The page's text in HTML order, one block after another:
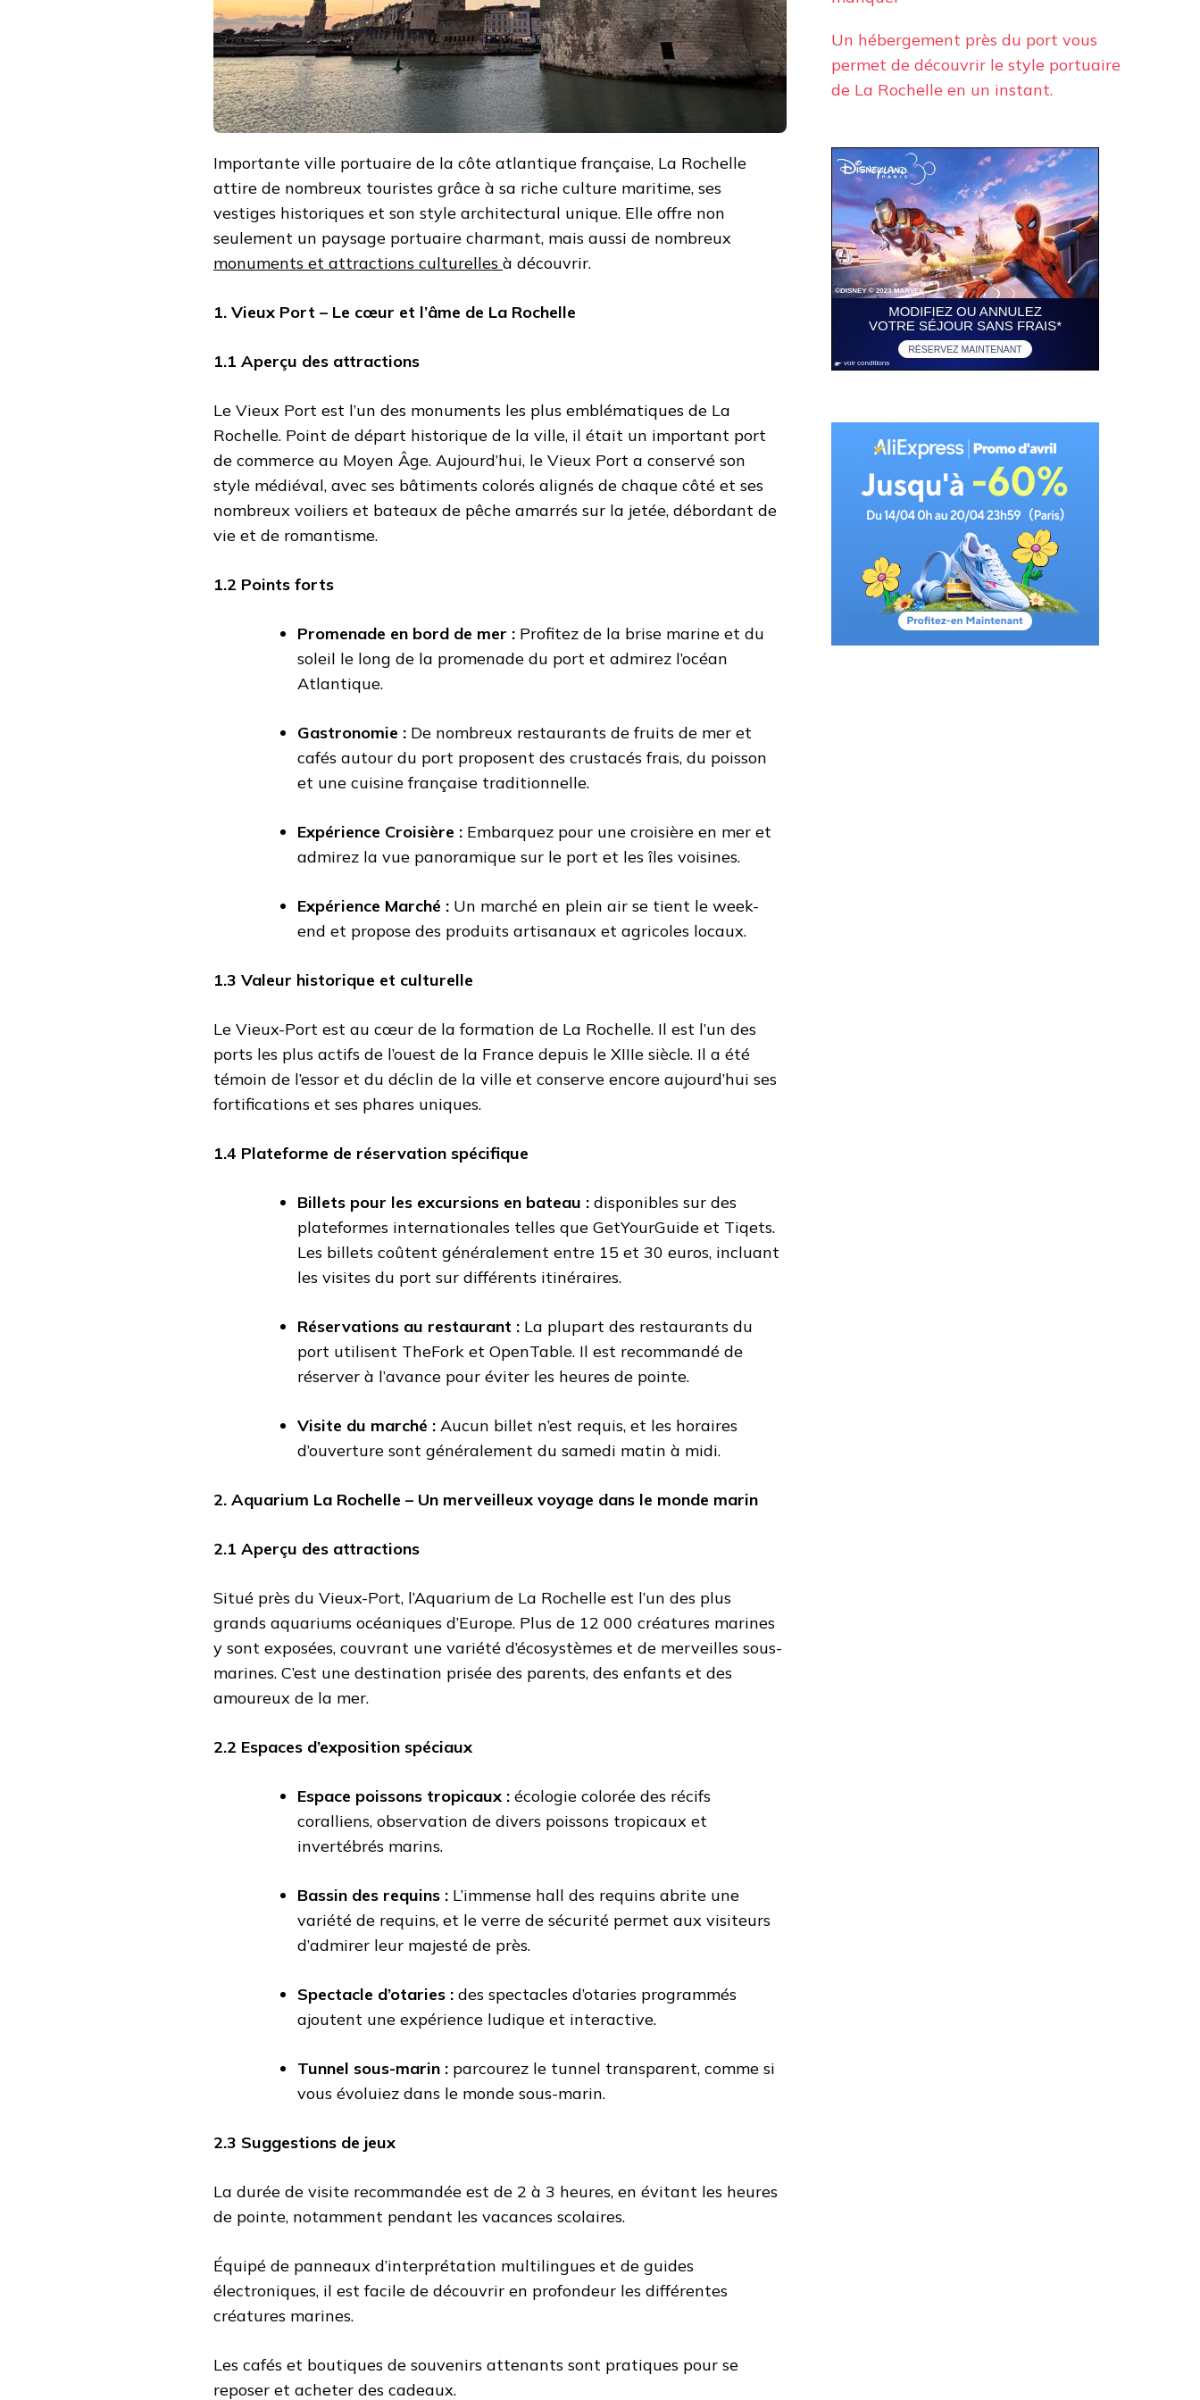
Importante ville portuaire de la côte atlantique française, La Rochelle
attire de nombreux touristes grâce à sa riche culture maritime, ses
vestiges historiques et son style architectural unique. Elle offre non
seulement un paysage portuaire charmant, mais aussi de nombreux
monuments et attractions culturelles à découvrir.
1. Vieux Port – Le cœur et l’âme de La Rochelle
1.1 Aperçu des attractions
Le Vieux Port est l’un des monuments les plus emblématiques de La
Rochelle. Point de départ historique de la ville, il était un important port
de commerce au Moyen Âge. Aujourd’hui, le Vieux Port a conservé son
style médiéval, avec ses bâtiments colorés alignés de chaque côté et ses
nombreux voiliers et bateaux de pêche amarrés sur la jetée, débordant de
vie et de romantisme.
1.2 Points forts
Promenade en bord de mer : Profitez de la brise marine et du
soleil le long de la promenade du port et admirez l’océan
Atlantique.
Gastronomie : De nombreux restaurants de fruits de mer et
cafés autour du port proposent des crustacés frais, du poisson
et une cuisine française traditionnelle.
Expérience Croisière : Embarquez pour une croisière en mer et
admirez la vue panoramique sur le port et les îles voisines.
Expérience Marché : Un marché en plein air se tient le week-
end et propose des produits artisanaux et agricoles locaux.
1.3 Valeur historique et culturelle
Le Vieux-Port est au cœur de la formation de La Rochelle. Il est l’un des
ports les plus actifs de l’ouest de la France depuis le XIIIe siècle. Il a été
témoin de l’essor et du déclin de la ville et conserve encore aujourd’hui ses
fortifications et ses phares uniques.
1.4 Plateforme de réservation spécifique
Billets pour les excursions en bateau : disponibles sur des
plateformes internationales telles que GetYourGuide et Tiqets.
Les billets coûtent généralement entre 15 et 30 euros, incluant
les visites du port sur différents itinéraires.
Réservations au restaurant : La plupart des restaurants du
port utilisent TheFork et OpenTable. Il est recommandé de
réserver à l’avance pour éviter les heures de pointe.
Visite du marché : Aucun billet n’est requis, et les horaires
d’ouverture sont généralement du samedi matin à midi.
2. Aquarium La Rochelle – Un merveilleux voyage dans le monde marin
2.1 Aperçu des attractions
Situé près du Vieux-Port, l’Aquarium de La Rochelle est l’un des plus
grands aquariums océaniques d’Europe. Plus de 12 000 créatures marines
y sont exposées, couvrant une variété d’écosystèmes et de merveilles sous-
marines. C’est une destination prisée des parents, des enfants et des
amoureux de la mer.
2.2 Espaces d’exposition spéciaux
Espace poissons tropicaux : écologie colorée des récifs
coralliens, observation de divers poissons tropicaux et
invertébrés marins.
Bassin des requins : L’immense hall des requins abrite une
variété de requins, et le verre de sécurité permet aux visiteurs
d’admirer leur majesté de près.
Spectacle d’otaries : des spectacles d’otaries programmés
ajoutent une expérience ludique et interactive.
Tunnel sous-marin : parcourez le tunnel transparent, comme si
vous évoluiez dans le monde sous-marin.
2.3 Suggestions de jeux
La durée de visite recommandée est de 2 à 3 heures, en évitant les heures
de pointe, notamment pendant les vacances scolaires.
Équipé de panneaux d’interprétation multilingues et de guides
électroniques, il est facile de découvrir en profondeur les différentes
créatures marines.
Les cafés et boutiques de souvenirs attenants sont pratiques pour se
reposer et acheter des cadeaux.
Un hébergement près du port vous
permet de découvrir le style portuaire
de La Rochelle en un instant.